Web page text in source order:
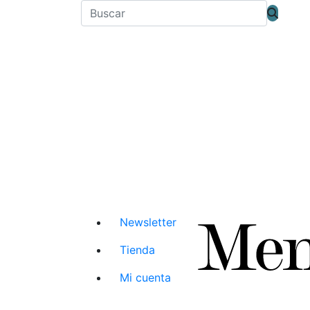
Newsletter
Tienda
Mi cuenta